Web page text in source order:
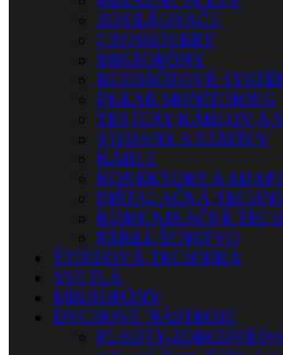
ZOSILŇOVAČE
CROSSOVERY
MIKROFÓNY
BEZDRÔTOVÉ
IN-EAR MONITORING
TESTERY KÁBLOV A
STOJANY A STATÍVY
KÁBLE
KONEKTORY A
INŠTALAČNÁ
KOMUNIKAČNÉ
PRÍSLUŠENSTVO
ŠTÚDIOVÁ TECHNIKA
SVETLÁ
MIKROFÓNY
DYCHOVÉ NÁSTROJE
FLAUTY-ZOBCOVÉ